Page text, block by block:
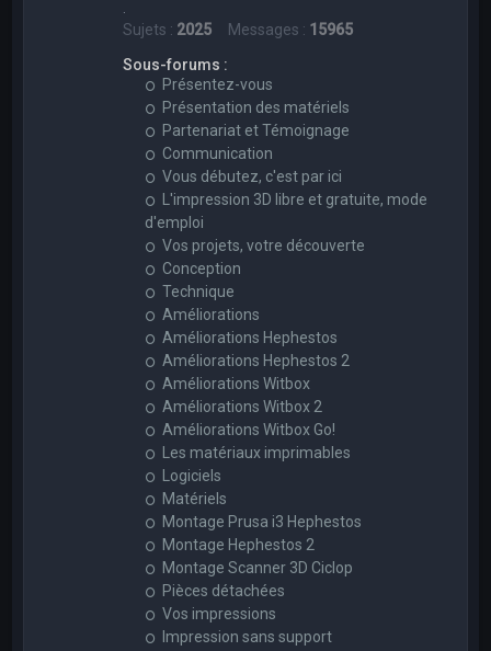
Sujets : 2025 Messages : 15965
Sous-forums :
Présentez-vous
Présentation des matériels
Partenariat et Témoignage
Communication
Vous débutez, c'est par ici
L'impression 3D libre et gratuite, mode
d'emploi
Vos projets, votre découverte
Conception
Technique
Améliorations
Améliorations Hephestos
Améliorations Hephestos 2
Améliorations Witbox
Améliorations Witbox 2
Améliorations Witbox Go!
Les matériaux imprimables
Logiciels
Matériels
Montage Prusa i3 Hephestos
Montage Hephestos 2
Montage Scanner 3D Ciclop
Pièces détachées
Vos impressions
Impression sans support